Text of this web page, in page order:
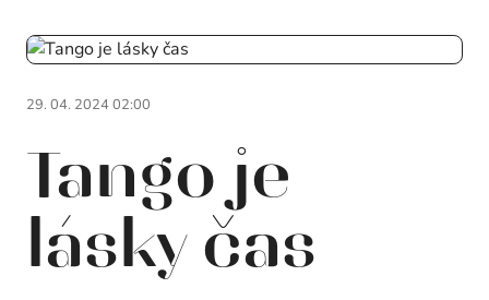
29. 04. 2024 02:00
Tango je
lásky čas